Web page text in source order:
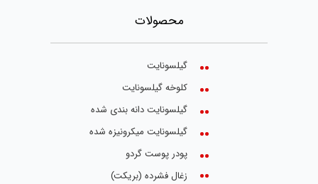
محصولات
گیلسونایت
کلوخه گیلسونایت
گیلسونایت دانه بندی شده
گیلسونایت میکرونیزه شده
پودر پوست گردو
زغال فشرده (بریکت)